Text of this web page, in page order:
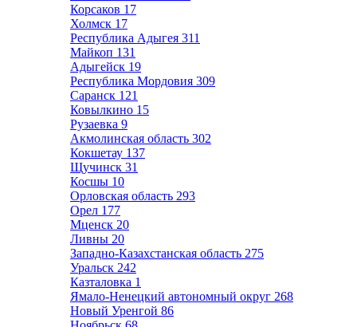
Корсаков 17
Холмск 17
Республика Адыгея 311
Майкоп 131
Адыгейск 19
Республика Мордовия 309
Саранск 121
Ковылкино 15
Рузаевка 9
Акмолинская область 302
Кокшетау 137
Щучинск 31
Косшы 10
Орловская область 293
Орел 177
Мценск 20
Ливны 20
Западно-Казахстанская область 275
Уральск 242
Казталовка 1
Ямало-Ненецкий автономный округ 268
Новый Уренгой 86